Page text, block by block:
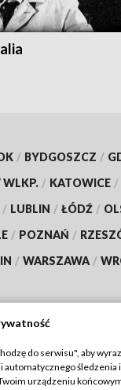
/ BYDGOSZCZ /
WLKP. / KATOWICE /
/ LUBLIN / ŁÓDŹ /
/ POZNAŃ /
/ WARSZAWA /
TVP
do serwisu", aby
śledzenia
urządzeniu